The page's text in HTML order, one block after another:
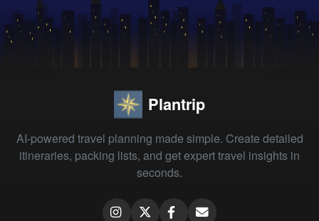
Plantrip
AI-powered travel planning made simple. Create detailed
itineraries, packing lists, and get expert travel insights in
seconds.